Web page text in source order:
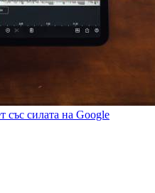
със силата на Google